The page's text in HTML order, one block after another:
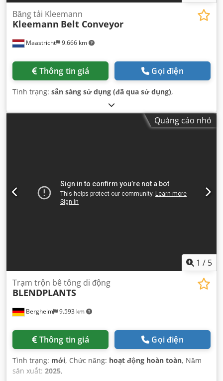
Maastricht 9.666 km
Băng tải Kleemann
Kleemann Belt Conveyor
Thông tin giá Gọi điện
Tình trạng: sẵn sàng sử dụng (đã qua sử dụng),
Quảng cáo nhỏ
1 / 5
Bergheim 9.593 km
Trạm trộn bê tông di động
BLENDPLANTS
Thông tin giá Gọi điện
Tình trạng: mới, Chức năng: hoạt động hoàn toàn, Năm
sản xuất: 2025,